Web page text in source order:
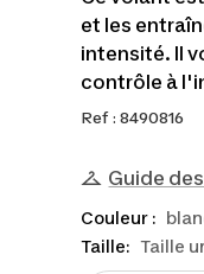
et les
intensité. Il
contrôle à
Ref : 8490816
Guide
Taille: Taille
Couleur :